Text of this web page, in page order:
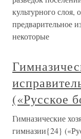
культурного слоя,
предварительное
некоторые
(«Русское
Гимназические
гимназии{24}